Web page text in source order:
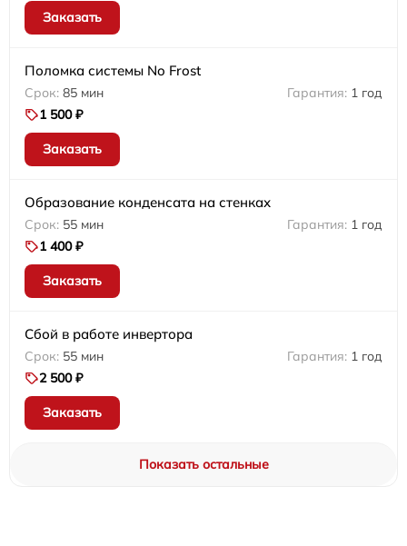
Заказать
Поломка системы No Frost
85 мин
1 год
1 500 ₽
Заказать
Образование конденсата на стенках
55 мин
1 год
1 400 ₽
Заказать
Сбой в работе инвертора
55 мин
1 год
2 500 ₽
Заказать
Показать остальные